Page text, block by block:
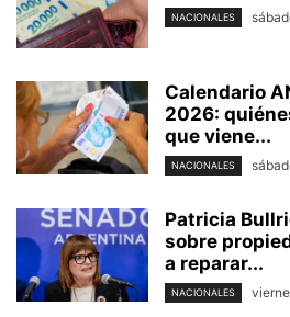
NACIONALES
Calendario
2026:
que viene...
NACIONALES
Patricia
sobre
a reparar...
NACIONALES